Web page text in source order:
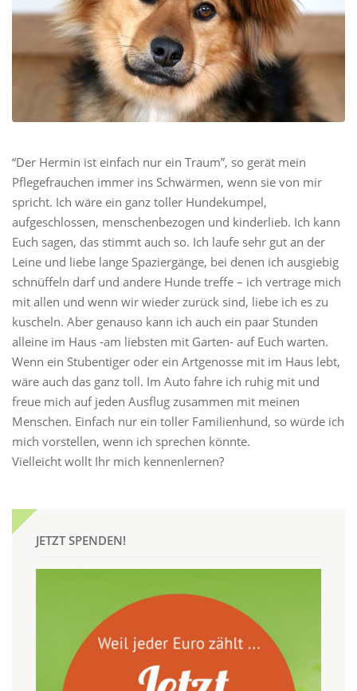
“Der Hermin ist einfach nur ein Traum”, so gerät mein
Pflegefrauchen immer ins Schwärmen, wenn sie von mir
spricht. Ich wäre ein ganz toller Hundekumpel,
aufgeschlossen, menschenbezogen und kinderlieb. Ich kann
Euch sagen, das stimmt auch so. Ich laufe sehr gut an der
Leine und liebe lange Spaziergänge, bei denen ich ausgiebig
schnüffeln darf und andere Hunde treffe – ich vertrage mich
mit allen und wenn wir wieder zurück sind, liebe ich es zu
kuscheln. Aber genauso kann ich auch ein paar Stunden
alleine im Haus -am liebsten mit Garten- auf Euch warten.
Wenn ein Stubentiger oder ein Artgenosse mit im Haus lebt,
wäre auch das ganz toll. Im Auto fahre ich ruhig mit und
freue mich auf jeden Ausflug zusammen mit meinen
Menschen. Einfach nur ein toller Familienhund, so würde ich
mich vorstellen, wenn ich sprechen könnte.
Vielleicht wollt Ihr mich kennenlernen?
JETZT SPENDEN!